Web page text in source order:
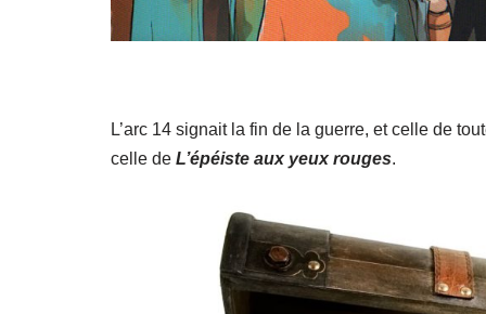
L’arc 14 signait la fin de la guerre, et celle de
celle de L’épéiste aux yeux rouges.